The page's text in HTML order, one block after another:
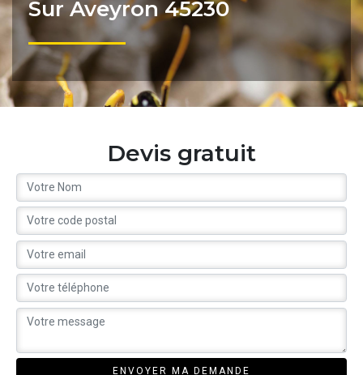
Sur Aveyron 45230
Devis gratuit